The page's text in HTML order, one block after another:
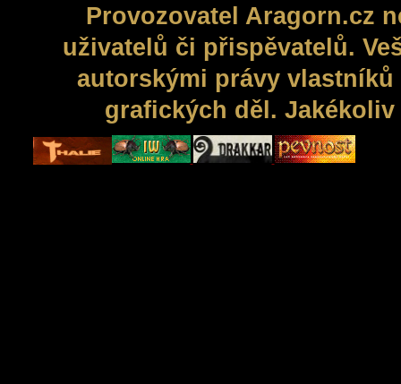
Provozovatel Aragorn.cz
uživatelů či přispěvatelů.
autorskými právy
grafických děl.